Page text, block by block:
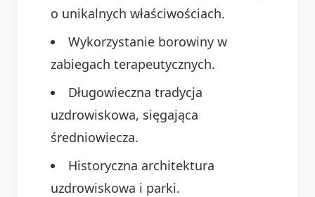
o unikalnych właściwościach.
Wykorzystanie borowiny w
zabiegach terapeutycznych.
Długowieczna tradycja
uzdrowiskowa, sięgająca
średniowiecza.
Historyczna architektura
uzdrowiskowa i parki.